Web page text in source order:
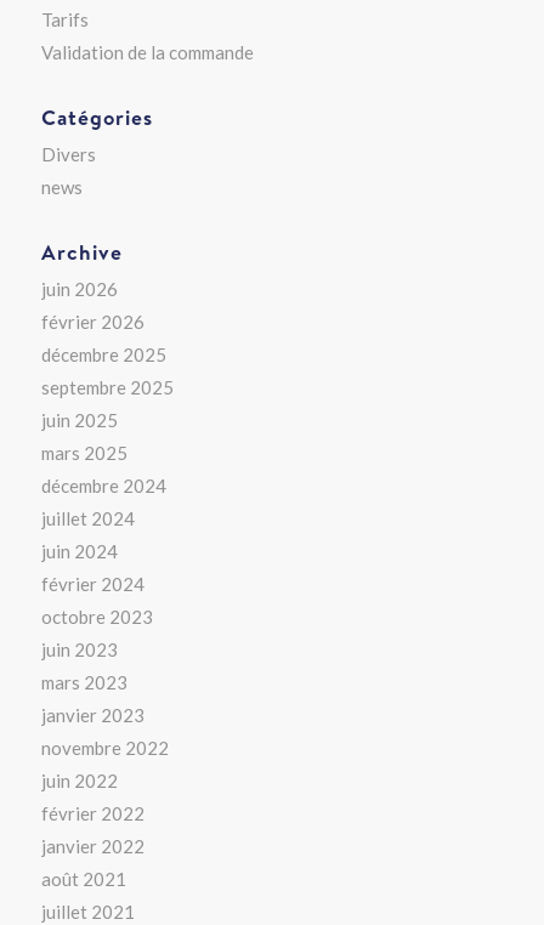
Tarifs
Validation de la commande
Catégories
Divers
news
Archive
juin 2026
février 2026
décembre 2025
septembre 2025
juin 2025
mars 2025
décembre 2024
juillet 2024
juin 2024
février 2024
octobre 2023
juin 2023
mars 2023
janvier 2023
novembre 2022
juin 2022
février 2022
janvier 2022
août 2021
juillet 2021